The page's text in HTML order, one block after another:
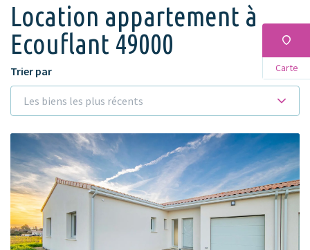
Location appartement à
Ecouflant 49000
Carte
Trier par
Les biens les plus récents